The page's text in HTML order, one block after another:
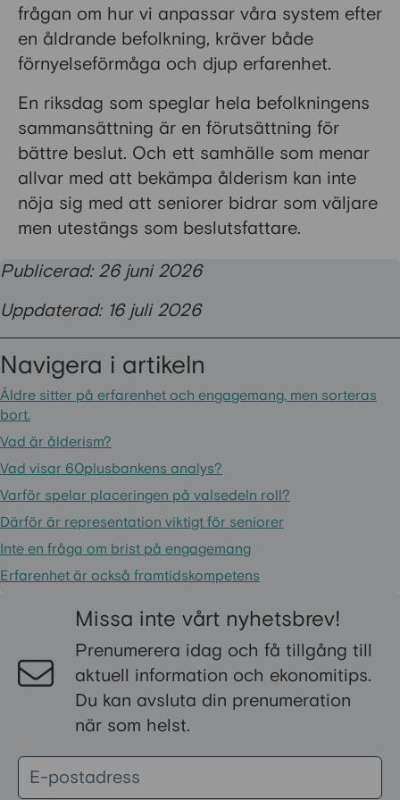
frågan om hur vi anpassar våra system efter
en åldrande befolkning, kräver både
förnyelseförmåga och djup erfarenhet.
En riksdag som speglar hela befolkningens
sammansättning är en förutsättning för
bättre beslut. Och ett samhälle som menar
allvar med att bekämpa ålderism kan inte
nöja sig med att seniorer bidrar som väljare
men utestängs som beslutsfattare.
Publicerad: 26 juni 2026
Uppdaterad: 16 juli 2026
Navigera i artikeln
Äldre sitter på erfarenhet och engagemang, men sorteras
bort.
Vad är ålderism?
Vad visar 60plusbankens analys?
Varför spelar placeringen på valsedeln roll?
Därför är representation viktigt för seniorer
Inte en fråga om brist på engagemang
Erfarenhet är också framtidskompetens
Missa inte vårt nyhetsbrev!
Prenumerera idag och få tillgång till
aktuell information och ekonomitips.
Du kan avsluta din prenumeration
när som helst.